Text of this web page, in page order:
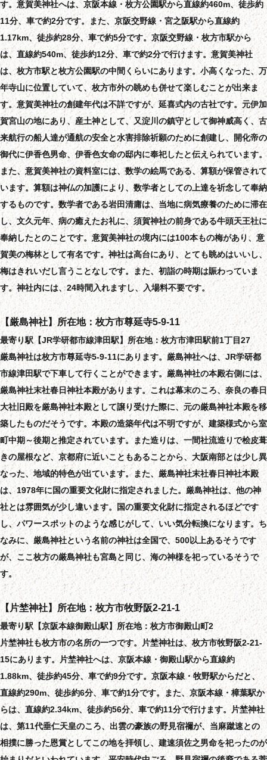
す。意賀美神社へは、京阪本線・枚方公園駅から直線約460m、徒歩約
11分、車で約2分です。また、京阪交野線・宮之阪駅から直線約
1.17km、徒歩約28分、車で約5分です。京阪交野線・枚方市駅から
は、直線約540m、徒歩約12分、車で約2分で行けます。意賀美神社
は、枚方市駅と枚方公園駅の中間くらいにあります。小高くなった、万
年寺山に位置していて、枚方市外の眺めも併せて楽しむことが出来ま
す。意賀美神社の創建年代は不詳ですが、延喜式内の古社です。元伊加
賀宮山の地にあり、産土神として、又淀川の鎮守として御神威高く、古
来航行の船人達が通航の安全と水害排除祈願のために創建し、開化帝の
御代に伊香色男命、伊香色女命の邸内に奉祀したと伝えられています。
また、意賀美神社の資料室には、数学の絵馬である、算額が保管されて
います。算額は神仏の加護により、数学者としての上達を祈念して奉納
するものです。数学者である岩田清庸は、当地に病気療養のために滞在
し、文久元年、病の癒えたお礼に、須賀神社の前身である牛頭天王社に
奉納したとのことです。意賀美神社の境内には100本もの梅があり、意
賀美の梅林として有名です。神社は高台にあり、とても眺めはいいし、
梅はきれいだし言うことなしです。また、初詣の時期は賑わっていま
す。神社内には、24時間入れますし、入場料不要です。
【厳島神社】所在地：枚方市尊延寺5-9-11
最寄り駅【JR学研都市線津田駅】所在地：枚方市津田駅前1丁目27
厳島神社は枚方市尊延寺5-9-11にあります。厳島神社へは、JR学研都
市線津田駅で下車して行くことができます。厳島神社の本殿右側には、
厳島神社末社春日神社本殿があります。これは幕末のころ、奈良の春日
大社旧殿を厳島神社本殿として譲り受けた際に、元の厳島神社本殿を移
築したものだそうです。本殿の造築年代は不明ですが、建築様式から室
町中期～後期と推定されています。また造りは、一間社流造りで桧皮葺
きの屋根など、京都府に近いこともあることから、大阪南部とは少し異
なった、地域的特色が出ています。また、厳島神社末社春日神社本殿
は、1978年に国の重要文化財に指定されました。厳島神社は、他の神
社とは雰囲気が少し違います。国の重要文化財に指定されるほどです
し、パワースポットのような感じがして、いい気分転換になります。ち
なみに、厳島神社という名前の神社は全国で、500以上あるそうです
が、ここ枚方の厳島神社も宮島と同じ、海の神様を祀っているそうで
す。
【片埜神社】所在地：枚方市牧野阪2-21-1
最寄り駅【京阪本線御殿山駅】所在地：枚方市御殿山町2
片埜神社も枚方市の名所の一つです。片埜神社は、枚方市牧野阪2-21-
15にあります。片埜神社へは、京阪本線・御殿山駅から直線約
1.88km、徒歩約45分、車で約9分です。京阪本線・牧野駅からだと、
直線約290m、徒歩約6分、車で約1分です。また、京阪本線・樟葉駅か
らは、直線約2.34km、徒歩約56分、車で約11分で行けます。片埜神社
は、第11代垂仁天皇のころ、出雲の豪族の野見宿禰が、当麻蹴速との
相撲に勝った恩賞としてこの地を拝領し、建速須佐之男命を祀ったのが